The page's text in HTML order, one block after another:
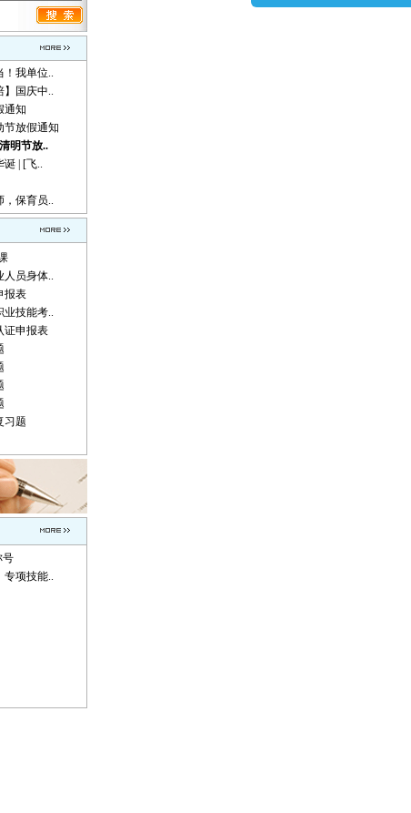
！我单位..
】国庆中..
通知
节放假通知
明节放..
诞 | [飞..
，保育员..
人员身体..
报表
业技能考..
证申报表
习题
号
专项技能..